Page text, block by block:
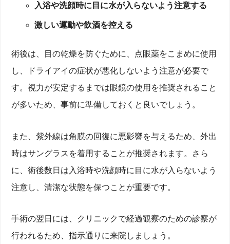
入浴や洗顔時に目に水が入らないよう注意する
激しい運動や飲酒を控える
術後は、目の乾燥を防ぐために、点眼薬をこまめに使用
し、ドライアイの症状が悪化しないよう注意が必要で
す。視力が安定するまでは眼鏡の使用を推奨されること
が多いため、事前に準備しておくと良いでしょう。
また、紫外線は角膜の回復に悪影響を与えるため、外出
時はサングラスを着用することが推奨されます。さら
に、術後数日は入浴時や洗顔時に目に水が入らないよう
注意し、清潔な状態を保つことが重要です。
手術の翌日には、クリニックで経過観察のための診察が
行われるため、指示通りに来院しましょう。